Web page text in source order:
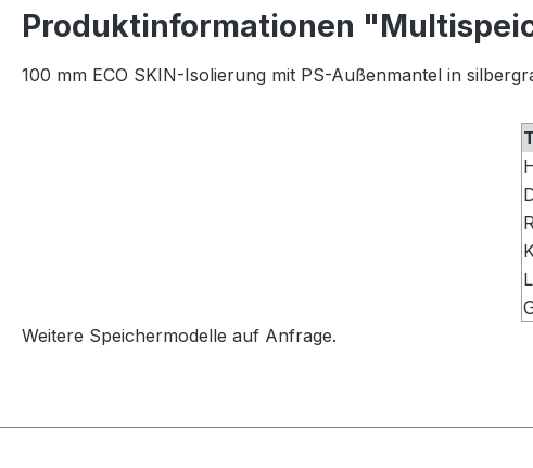
Produktinformationen
100 mm ECO SKIN-Isolierung mit PS-Außenmantel in
Weitere Speichermodelle auf Anfrage.